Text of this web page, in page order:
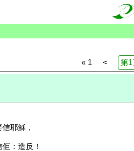
« 1
<
耶穌，
：造反！